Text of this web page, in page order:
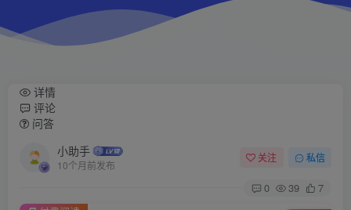
详情
评论
问答
小助手
10个月前发布
关注 私信
0 39
7